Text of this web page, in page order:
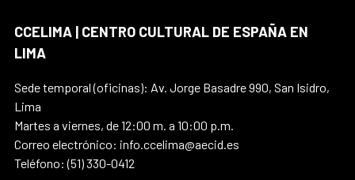
CCELIMA | CENTRO CULTURAL DE ESPAÑA EN
LIMA
Sede temporal (oficinas): Av. Jorge Basadre 990, San Isidro,
Lima
Martes a viernes, de 12:00 m. a 10:00 p.m.
Correo electrónico: info.ccelima@aecid.es
Teléfono: (51) 330-0412